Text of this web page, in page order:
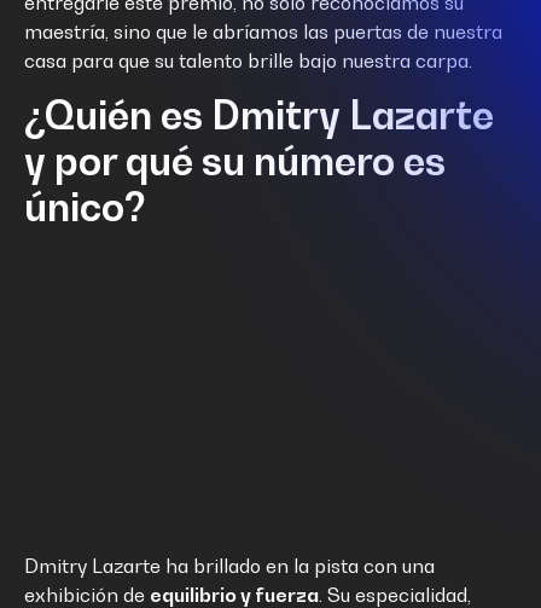
maestría, sino que le abríamos las puertas de nuestra
casa para que su talento brille bajo nuestra carpa
¿Quién es Dmitry Lazarte
y por qué su número es
único?
Dmitry Lazarte ha brillado en la pista con una
exhibición de equilibrio y fuerza. Su especialidad,